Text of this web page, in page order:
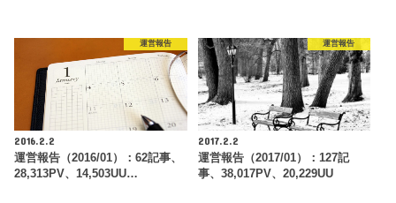
運営報告
2016.2.2
運営報告（2016/01）：62記事、
28,313PV、14,503UU…
運営報告
2017.2.2
運営報告（2017/01）：127記
事、38,017PV、20,229UU